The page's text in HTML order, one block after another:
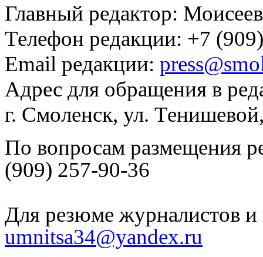
Главный редактор:
Телефон редакции: +7
Email редакции:
Адрес для обращения в
г. Смоленск, ул.
По вопросам размещения
(909) 257-90-36
Для резюме журналистов и
umnitsa34@yandex.ru